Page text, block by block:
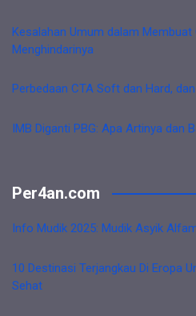
Kesalahan Umum dalam Membuat
Menghindarinya
Perbedaan CTA Soft dan Hard,
IMB Diganti PBG: Apa Artinya dan
Per4an.com
Info Mudik 2025: Mudik Asyik
10 Destinasi Terjangkau Di Eropa
Sehat